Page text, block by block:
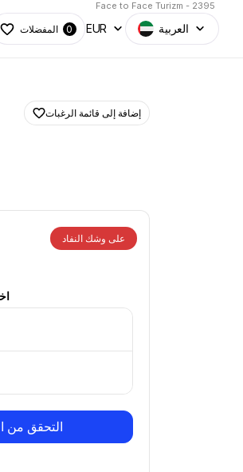
Face to Face Turizm - 2395
المفضلات 0 EUR العربية
إضافة إلى قائمة الرغبات
على وشك النفاد
التحقق من